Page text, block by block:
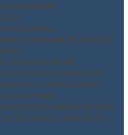
2001
a Distanza
manuale dei carichi e
Ottiche Artificiali
81/2028 in materia di
nei Luoghi di Lavoro
Correlato
GESTIONE AMBIENTALE UNI
QUELLO CHE C’È DA